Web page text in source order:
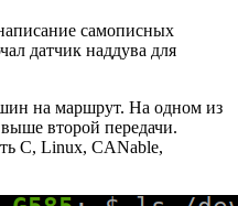
самописных
датчик наддува для
на маршрут. На одном из
второй передачи.
C, Linux, CANable,